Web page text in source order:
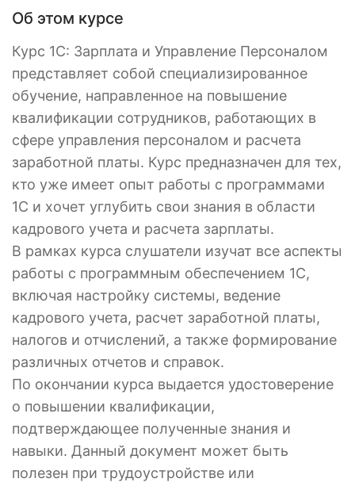
Об этом курсе
Курс 1С: Зарплата и Управление Персоналом
представляет собой специализированное
обучение, направленное на повышение
квалификации сотрудников, работающих в
сфере управления персоналом и расчета
заработной платы. Курс предназначен для тех,
кто уже имеет опыт работы с программами
1С и хочет углубить свои знания в области
кадрового учета и расчета зарплаты.
В рамках курса слушатели изучат все аспекты
работы с программным обеспечением 1С,
включая настройку системы, ведение
кадрового учета, расчет заработной платы,
налогов и отчислений, а также формирование
различных отчетов и справок.
По окончании курса выдается удостоверение
о повышении квалификации,
подтверждающее полученные знания и
навыки. Данный документ может быть
полезен при трудоустройстве или